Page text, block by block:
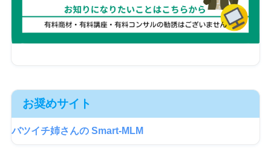
お奨めサイト
バツイチ姉さんの Smart-MLM